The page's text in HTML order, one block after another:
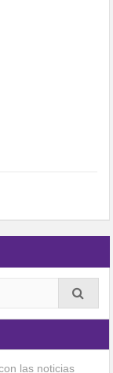
las noticias